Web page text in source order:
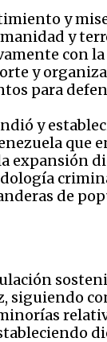
y
y
con
y
para
y
que
expansión
de